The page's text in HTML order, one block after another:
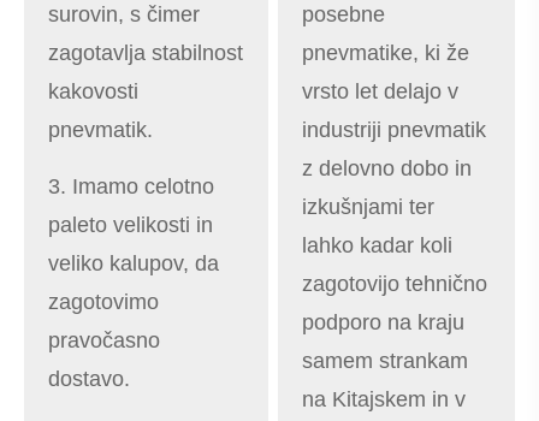
surovin, s čimer
zagotavlja stabilnost
kakovosti
pnevmatik.
3. Imamo celotno
paleto velikosti in
veliko kalupov, da
zagotovimo
pravočasno
dostavo.
posebne
pnevmatike, ki že
vrsto let delajo v
industriji pnevmatik
z delovno dobo in
izkušnjami ter
lahko kadar koli
zagotovijo tehnično
podporo na kraju
samem strankam
na Kitajskem in v